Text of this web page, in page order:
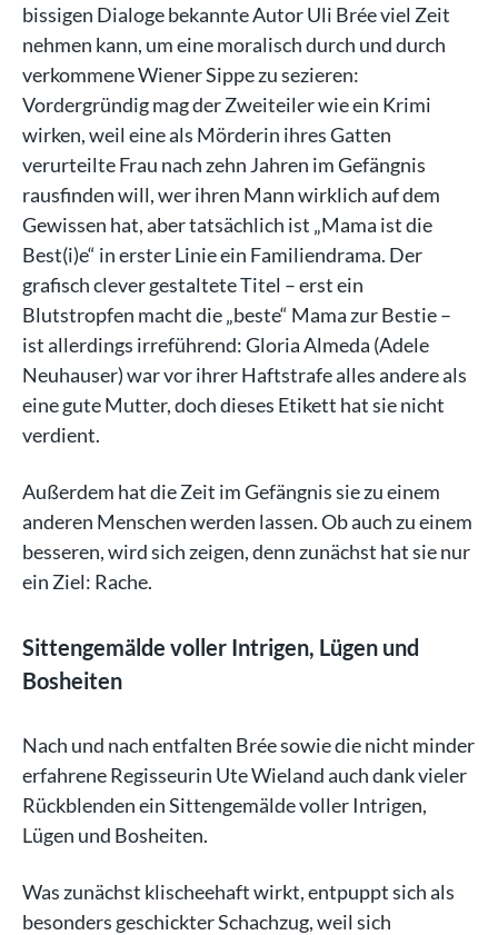
bissigen Dialoge bekannte Autor Uli Brée viel Zeit
nehmen kann, um eine moralisch durch und durch
verkommene Wiener Sippe zu sezieren:
Vordergründig mag der Zweiteiler wie ein Krimi
wirken, weil eine als Mörderin ihres Gatten
verurteilte Frau nach zehn Jahren im Gefängnis
rausfinden will, wer ihren Mann wirklich auf dem
Gewissen hat, aber tatsächlich ist „Mama ist die
Best(i)e“ in erster Linie ein Familiendrama. Der
grafisch clever gestaltete Titel – erst ein
Blutstropfen macht die „beste“ Mama zur Bestie –
ist allerdings irreführend: Gloria Almeda (Adele
Neuhauser) war vor ihrer Haftstrafe alles andere als
eine gute Mutter, doch dieses Etikett hat sie nicht
verdient.
Außerdem hat die Zeit im Gefängnis sie zu einem
anderen Menschen werden lassen. Ob auch zu einem
besseren, wird sich zeigen, denn zunächst hat sie nur
ein Ziel: Rache.
Sittengemälde voller Intrigen, Lügen und
Bosheiten
Nach und nach entfalten Brée sowie die nicht minder
erfahrene Regisseurin Ute Wieland auch dank vieler
Rückblenden ein Sittengemälde voller Intrigen,
Lügen und Bosheiten.
Was zunächst klischeehaft wirkt, entpuppt sich als
besonders geschickter Schachzug, weil sich